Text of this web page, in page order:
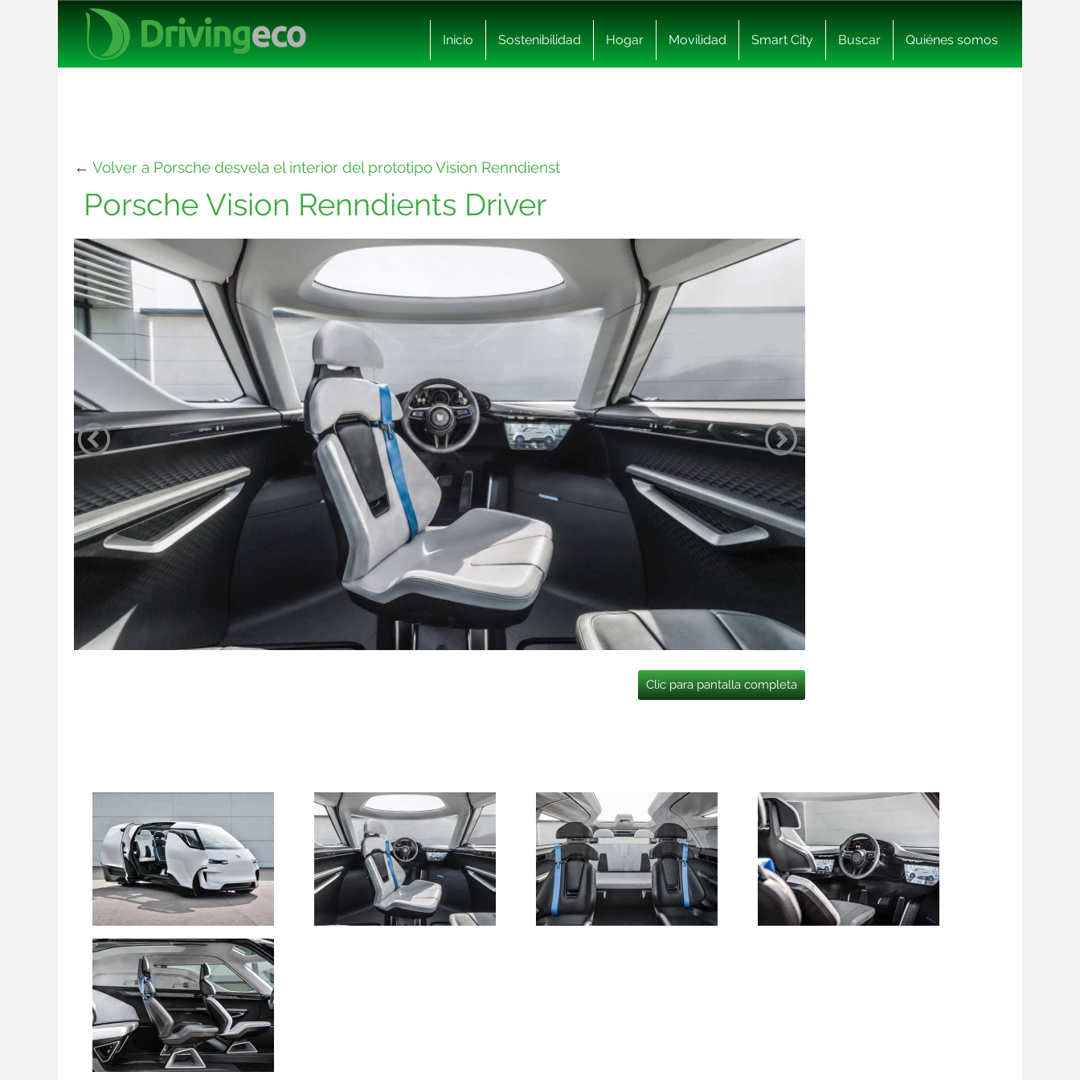
Inicio Sostenibilidad Hogar Movilidad Smart City Buscar Quiénes somos
← Volver a Porsche desvela el interior del prototipo Vision Renndienst
Porsche Vision Renndients Driver
Clic para pantalla completa